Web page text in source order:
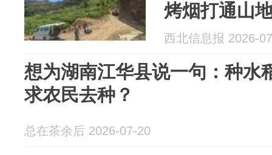
烤烟打通山
西北信息报 2026-
想为湖南江华县说一句：种水
求农民去种？
总在茶余后 2026-07-20